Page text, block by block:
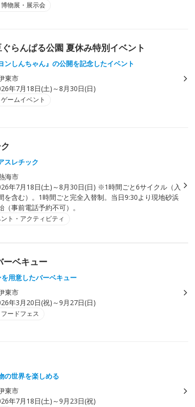
物展・展示会
らんぱる公園 夏休み特別イベント
ンしんちゃん』の公開を記念したイベント
東市
年7月18日(土)～8月30日(日)
ームイベント
スレチック
海市
年7月18日(土)～8月30日(日) ※1時間ごと6サイクル（入
を含む）。1時間ごと完全入替制。当日9:30より現地砂浜
（事前電話予約不可）。
ト・アクティビティ
ーベキュー
用意したバーベキュー
東市
年3月20日(祝)～9月27日(日)
ードフェス
の世界を楽しめる
東市
年7月18日(土)～9月23日(祝)